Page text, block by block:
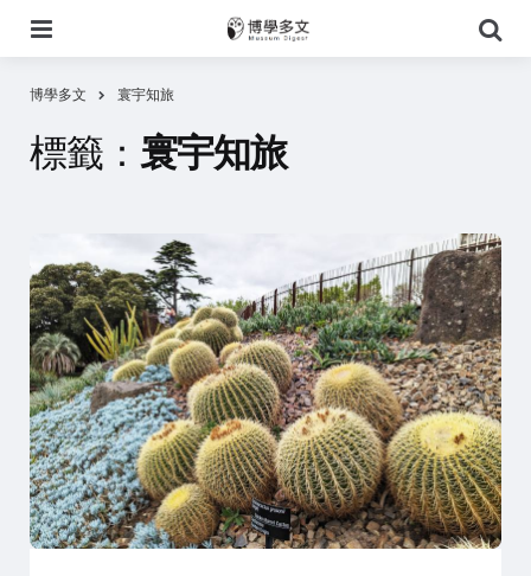
尋
博學多文 寰宇知旅
標籤： 寰宇知旅